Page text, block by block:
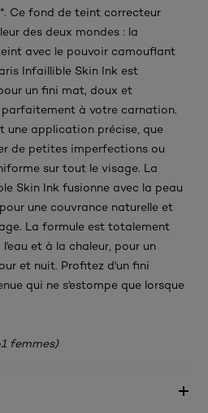
Ce fond de teint correcteur
des deux mondes : la
avec le pouvoir camouflant
Infaillible Skin Ink est
un fini mat, doux et
à votre carnation.
une application précise, que
de petites imperfections ou
sur tout le visage. La
Skin Ink fusionne avec la peau
une couvrance naturelle et
La formule est totalement
et à la chaleur, pour un
et nuit. Profitez d'un fini
qui ne s'estompe que lorsque
femmes)